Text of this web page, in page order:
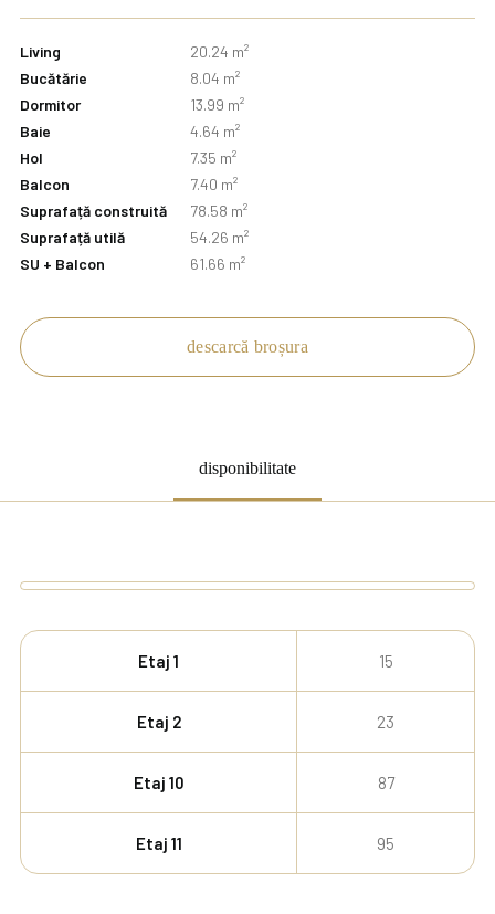
Living
20.24 m²
Bucătărie
8.04 m²
Dormitor
13.99 m²
Baie
4.64 m²
Hol
7.35 m²
Balcon
7.40 m²
Suprafață construită
78.58 m²
Suprafață utilă
54.26 m²
SU + Balcon
61.66 m²
descarcă broșura
disponibilitate
Etaj 1 15
Etaj 2 23
Etaj 10 87
Etaj 11 95